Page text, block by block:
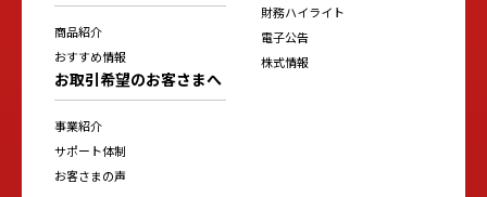
商品紹介
おすすめ情報
お取引希望のお客さまへ
事業紹介
サポート体制
お客さまの声
財務ハイライト
電子公告
株式情報